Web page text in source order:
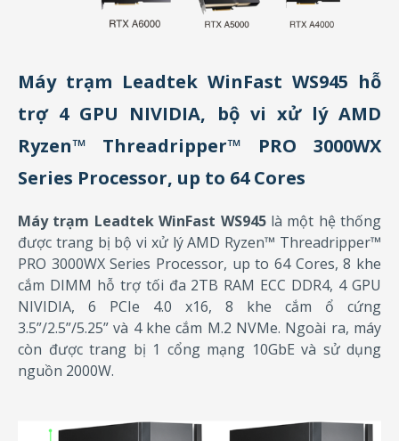
Máy trạm Leadtek WinFast WS945 hỗ
trợ 4 GPU NIVIDIA, bộ vi xử lý AMD
Ryzen™ Threadripper™ PRO 3000WX
Series Processor, up to 64 Cores
Máy trạm Leadtek WinFast WS945là một hệ thống
được trang bị bộ vi xử lý AMD Ryzen™ Threadripper™
PRO 3000WX Series Processor, up to 64 Cores, 8 khe
cắm DIMM hỗ trợ tối đa 2TB RAM ECC DDR4, 4 GPU
NIVIDIA, 6 PCIe 4.0 x16, 8 khe cắm ổ cứng
3.5”/2.5”/5.25” và 4 khe cắm M.2 NVMe. Ngoài ra, máy
còn được trang bị 1 cổng mạng 10GbE và sử dụng
nguồn 2000W.